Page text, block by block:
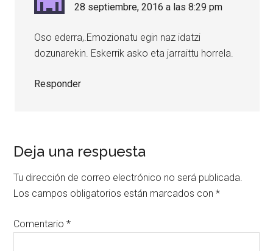
28 septiembre, 2016 a las 8:29 pm
Oso ederra,.Emozionatu egin naz idatzi
dozunarekin. Eskerrik asko eta jarraittu horrela.
Responder
Deja una respuesta
Tu dirección de correo electrónico no será publicada.
Los campos obligatorios están marcados con*
Comentario*